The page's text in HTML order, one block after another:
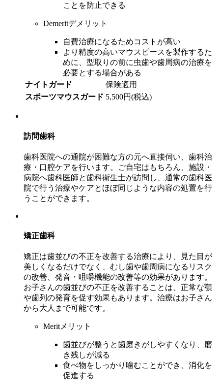
ことを防止できる
Demeritデメリット
自費治療になるためコストが高い
より精度の高いマウスピースを製作するた
めに、型取りの前に虫歯や歯周病の治療を
必要とする場合がある
ナイトガード
保険適用
スポーツマウスガード 5,500円(税込)
訪問歯科
歯科医院への通院が困難な方の元へ直接伺い、歯科治
療・口腔ケアを行います。ご自宅はもちろん、施設・
病院へ歯科医師と歯科衛生士が訪問し、通常の歯科医
院で行う治療やケアとほぼ同じような内容の処置を行
うことができます。
矯正歯科
矯正は歯並びの不正を改善する治療により、見た目が
美しくなるだけでなく、むし歯や歯周病になるリスク
の改善、発音・咀嚼機能の改善等の効果があります。
お子さんの歯並びの不正を改善することは、正常な顎
や歯列の発育を促す効果もあります。治療はお子さん
から大人まで可能です。
Meritメリット
歯並びが整うと歯磨きがしやすくなり、磨
き残しが減る
食べ物をしっかり噛むことができ、消化を
促進する